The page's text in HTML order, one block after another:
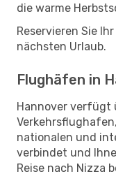
die warme
Reservieren Sie Ihr
nächsten Urlaub.
Flughäfen in
Hannover verfügt
nationalen und
verbindet und
Reise nach Nizza